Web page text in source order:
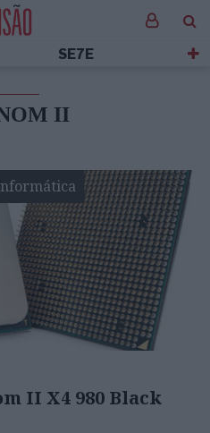
SE7E
II
II X4 980 Black